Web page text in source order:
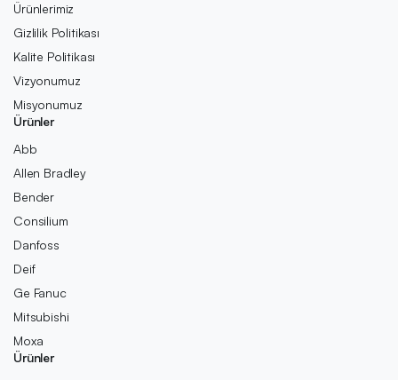
Ürünlerimiz
Gizlilik Politikası
Kalite Politikası
Vizyonumuz
Misyonumuz
Ürünler
Abb
Allen Bradley
Bender
Consilium
Danfoss
Deif
Ge Fanuc
Mitsubishi
Moxa
Ürünler